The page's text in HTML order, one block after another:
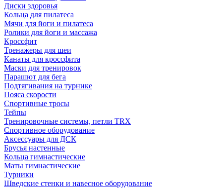
Диски здоровья
Кольца для пилатеса
Мячи для йоги и пилатеса
Ролики для йоги и массажа
Кроссфит
Тренажеры для шеи
Канаты для кроссфита
Маски для тренировок
Парашют для бега
Подтягивания на турнике
Пояса скорости
Спортивные тросы
Тейпы
Тренировочные системы, петли TRX
Спортивное оборудование
Аксессуары для ДСК
Брусья настенные
Кольца гимнастические
Маты гимнастические
Турники
Шведские стенки и навесное оборудование